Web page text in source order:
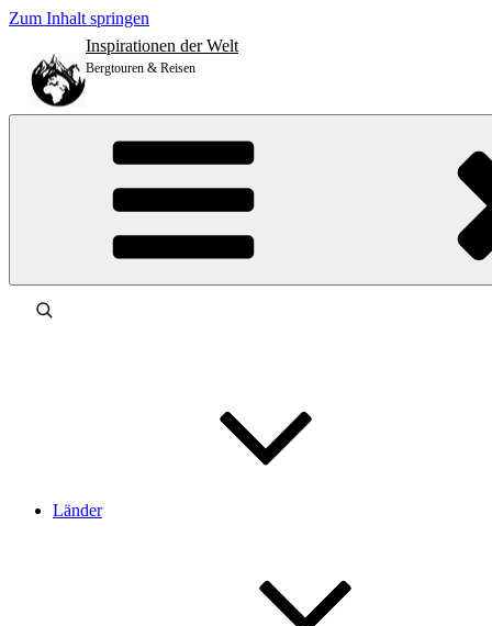
Zum Inhalt springen
Inspirationen der Welt
Bergtouren & Reisen
Länder